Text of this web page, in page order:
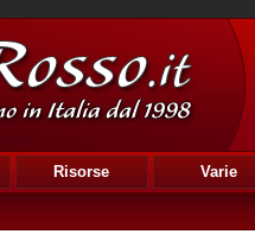
Risorse Varie